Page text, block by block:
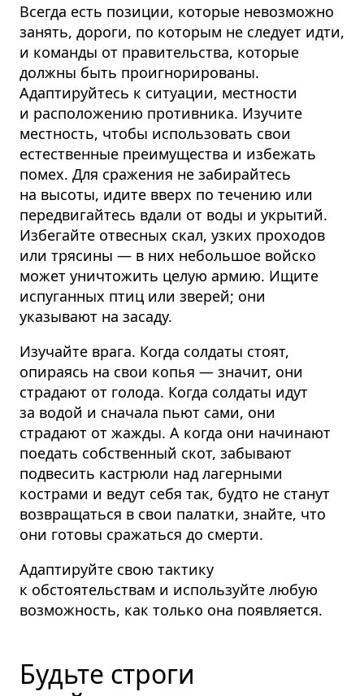
Всегда есть позиции, которые невозможно
занять, дороги, по которым не следует идти,
и команды от правительства, которые
должны быть проигно­рированы.
Адаптируйтесь к ситуации, местности
и расположению противника. Изучите
местность, чтобы использовать свои
естественные преимущества и избежать
помех. Для сражения не забирайтесь
на высоты, идите вверх по течению или
передви­гайтесь вдали от воды и укрытий.
Избегайте отвесных скал, узких проходов
или трясины — в них небольшое войско
может уничтожить целую армию. Ищите
испуганных птиц или зверей; они
указывают на засаду.
Изучайте врага. Когда солдаты стоят,
опираясь на свои копья — значит, они
страдают от голода. Когда солдаты идут
за водой и сначала пьют сами, они
страдают от жажды. А когда они начинают
поедать собственный скот, забывают
подвесить кастрюли над лагерными
кострами и ведут себя так, будто не станут
возвращаться в свои палатки, знайте, что
они готовы сражаться до смерти.
Адаптируйте свою тактику
к обстоятельствам и используйте любую
возможность, как только она появляется.
Будьте строги